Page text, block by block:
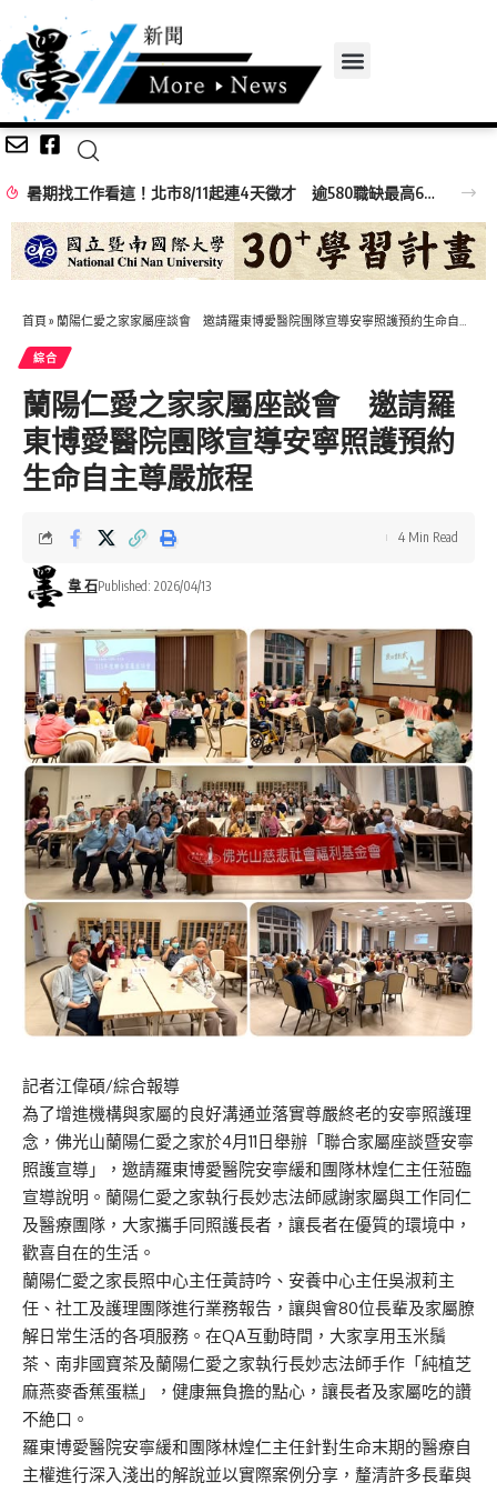
暑期找工作看這！北市8/11起連4天徵才 逾580職缺最高6萬元
首頁 » 蘭陽仁愛之家家屬座談會 邀請羅東博愛醫院團隊宣導安寧照護預約生命自主尊嚴旅程
綜合
蘭陽仁愛之家家屬座談會 邀請羅
東博愛醫院團隊宣導安寧照護預約
生命自主尊嚴旅程
韋 石Published: 2026/04/13
4 Min Read
記者江偉碩/綜合報導
為了增進機構與家屬的良好溝通並落實尊嚴終老的安寧照護理
念，佛光山蘭陽仁愛之家於4月11日舉辦「聯合家屬座談暨安寧
照護宣導」，邀請羅東博愛醫院安寧緩和團隊林煌仁主任蒞臨
宣導說明。蘭陽仁愛之家執行長妙志法師感謝家屬與工作同仁
及醫療團隊，大家攜手同照護長者，讓長者在優質的環境中，
歡喜自在的生活。
蘭陽仁愛之家長照中心主任黃詩吟、安養中心主任吳淑莉主
任、社工及護理團隊進行業務報告，讓與會80位長輩及家屬膫
解日常生活的各項服務。在QA互動時間，大家享用玉米鬚
茶、南非國寶茶及蘭陽仁愛之家執行長妙志法師手作「純植芝
麻燕麥香蕉蛋糕」，健康無負擔的點心，讓長者及家屬吃的讚
不絶口。
羅東博愛醫院安寧緩和團隊林煌仁主任針對生命末期的醫療自
主權進行深入淺出的解說並以實際案例分享，釐清許多長輩與